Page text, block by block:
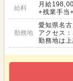
給料
月給
+残業手当
勤務地
愛知県名
アクセス
勤務地は